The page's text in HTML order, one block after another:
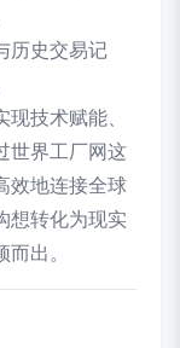
历史交易记
技术赋能、
世界工厂网这
效地连接全球
想转化为现实
出。